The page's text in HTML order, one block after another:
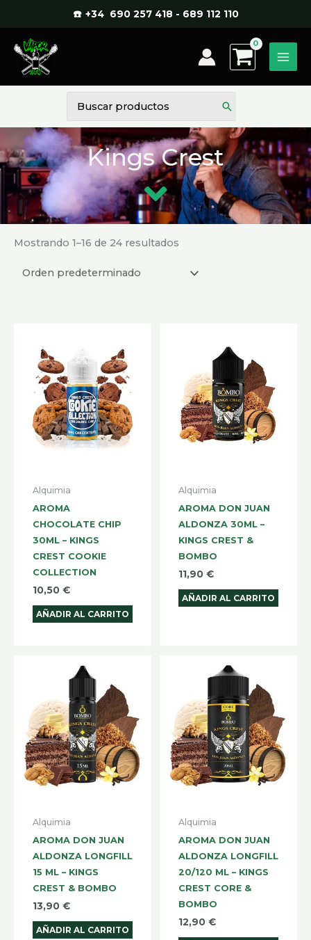
contenido
☎️ +34 690 257 418 - 689 112 110
por:
Kings Crest
Mostrando 1–16 de 24 resultados
Alquimia
AROMA
CHOCOLATE CHIP
30ML – KINGS
CREST COOKIE
COLLECTION
10,50 €
AÑADIR AL CARRITO
Alquimia
AROMA DON JUAN
ALDONZA 30ML –
KINGS CREST &
BOMBO
11,90 €
AÑADIR AL CARRITO
Alquimia
AROMA DON JUAN
ALDONZA LONGFILL
15 ML – KINGS
CREST & BOMBO
13,90 €
AÑADIR AL CARRITO
Alquimia
AROMA DON JUAN
ALDONZA LONGFILL
20/120 ML – KINGS
CREST CORE &
BOMBO
12,90 €